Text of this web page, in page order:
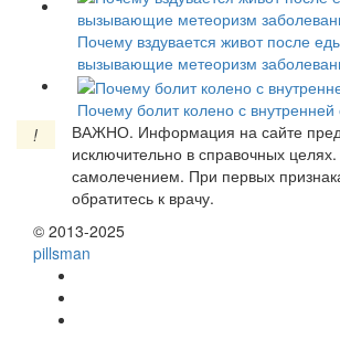
Почему вздувается живот после
вызывающие метеоризм
Почему болит колено с внутренней
!
ВАЖНО. Информация на сайте
исключительно в справочных
самолечением. При первых
обратитесь к врачу.
© 2013-2025
pillsman